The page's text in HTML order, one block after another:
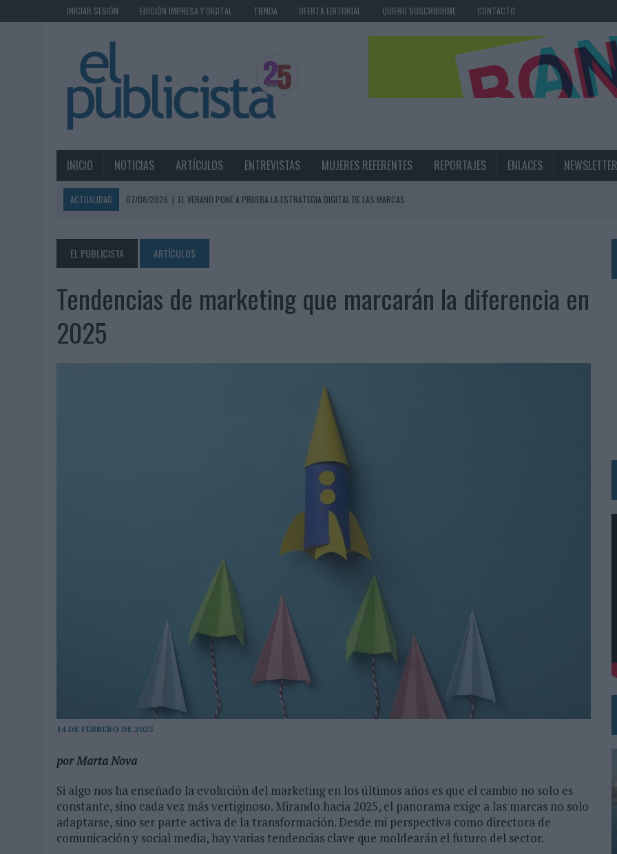
INICIAR SESIÓN EDICIÓN IMPRESA Y DIGITAL TIENDA OFERTA EDITORIAL QUIERO SUSCRIBIRME CONTACTO
INICIO NOTICIAS ARTÍCULOS ENTREVISTAS MUJERES REFERENTES REPORTAJES ENLACES NEWSLETTER
ACTUALIDAD 07/08/2026 | EL VERANO PONE A PRUEBA LA ESTRATEGIA DIGITAL DE LAS MARCAS
CUANDO SE APAGUE EL SOL, EL ECLIPSE DE 2026 PONDRÁ A PRUEBA LA CREATIVIDAD DE LAS MARCAS
06/08/2026 | ‘LA VUELTA’, DE FENOMENAL PARA MÁLAGA CF
06/08/2026
SIETE DE CADA DIEZ EMPRESAS ESPAÑOLAS NO INTEGRAN LA INFANCIA EN SU ESTRATEGIA
06/08/2026 | EL MERCADO PUBLICITARIO CAE UN 2,6% EN 2025, AUNQUE LOS MEDIOS CONTROLADOS MANTIENEN EL CRECIMIENTO
06/08/2026
FRIGO Y UNIQLO LANZAN UNA COLECCIÓN PERSONALIZABLE INSPIRADA EN CORNETTO, CALIPPO Y SOLERO
BEON WORLDWIDE LANZA RAÍZ URBANA PARA TRANSFORMAR EL PATRIMONIO HISTÓRICO EN ACTIVOS CULTURALES Y ECONÓMICOS
FABRA COMUNICACIÓN INCORPORA A CASONÁ Y ASUME LA GESTIÓN DE SUS RELACIONES CON LOS MEDIOS
LOPESAN HOTELS & RESORTS ACERCA EL PARAÍSO CANARIO EN SU ÚLTIMA CAMPAÑA INTERNACIONAL
LUIS ARQUILLOS (BURGO DE ARIAS): “LA CONSTRUCCIÓN DE MARCA A LARGO PLAZO Y LA MEDICIÓN SON DOS CARAS DE LA MISMA
‘EL PARAÍSO MÁS CERCA’, DE 22GRADOS PARA LOPESAN HOTELS & RESORTS
‘LA ÚNICA CERVEZA DEL MUNDO QUE SE DISFRUTA DOS VECES’, DE INUSUALY PARA CERVEZA CAPAZ
‘EL FÚTBOL SIN LAS PERSONAS’, DE DENTSU CREATIVE PARA ORANGE
CAPAZ, LA CERVEZA QUE CONVIERTE CADA BOTELLA EN UNA OPORTUNIDAD DE INCLUSIÓN
PATRÓN CONVIERTE EL NUEVO SINGLE DE ARÓN PIPER EN UNA EXPERIENCIA DE MARCA EN IBIZA
EL PUBLICISTA ARTÍCULOS
Tendencias de marketing que marcarán la diferencia en
2025
14 DE FEBRERO DE 2025
por Marta Nova
Si algo nos ha enseñado la evolución del marketing en los últimos años es que el cambio no solo es
constante, sino cada vez más vertiginoso. Mirando hacia 2025, el panorama exige a las marcas no solo
adaptarse, sino ser parte activa de la transformación. Desde mi perspectiva como directora de
comunicación y social media, hay varias tendencias clave que moldearán el futuro del sector.